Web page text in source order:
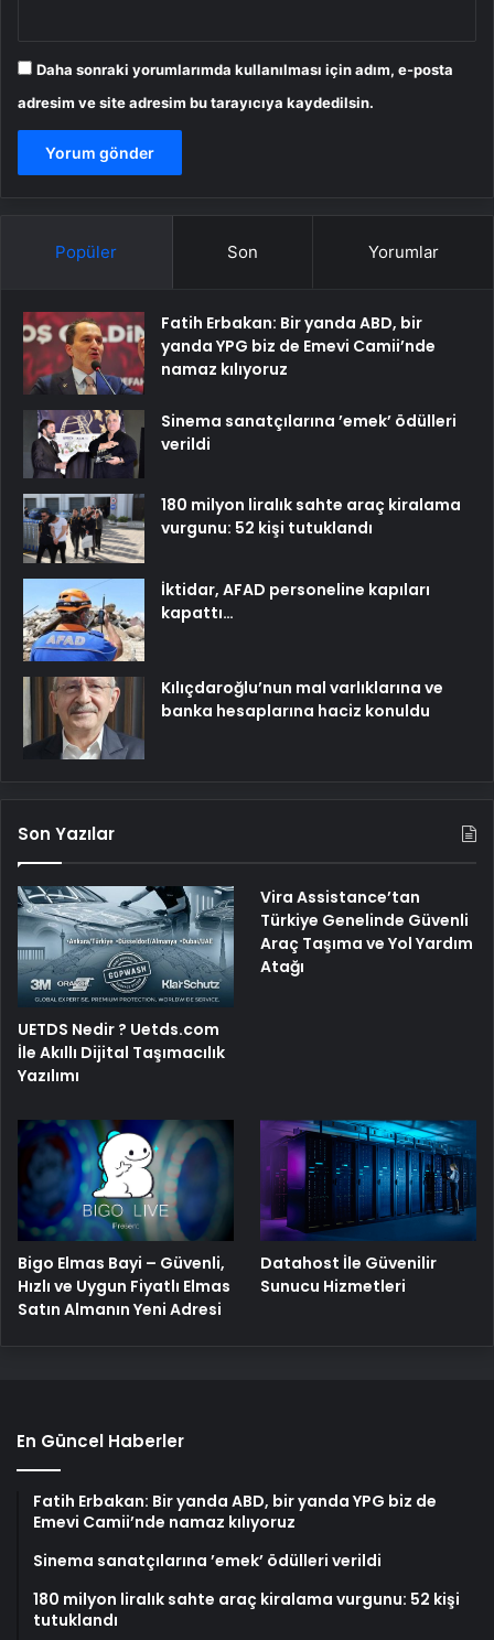
Daha sonraki yorumlarımda kullanılması için adım, e-posta
adresim ve site adresim bu tarayıcıya kaydedilsin.
Popüler Son Yorumlar
Fatih Erbakan: Bir yanda ABD, bir
yanda YPG biz de Emevi Camii’nde
namaz kılıyoruz
Sinema sanatçılarına ’emek’ ödülleri
verildi
180 milyon liralık sahte araç kiralama
vurgunu: 52 kişi tutuklandı
İktidar, AFAD personeline kapıları
kapattı…
Kılıçdaroğlu’nun mal varlıklarına ve
banka hesaplarına haciz konuldu
Son Yazılar
UETDS Nedir ? Uetds.com
İle Akıllı Dijital Taşımacılık
Yazılımı
Vira Assistance’tan
Türkiye Genelinde Güvenli
Araç Taşıma ve Yol Yardım
Atağı
Bigo Elmas Bayi – Güvenli,
Hızlı ve Uygun Fiyatlı Elmas
Satın Almanın Yeni Adresi
Datahost İle Güvenilir
Sunucu Hizmetleri
En Güncel Haberler
Fatih Erbakan: Bir yanda ABD, bir yanda YPG biz de
Emevi Camii’nde namaz kılıyoruz
Sinema sanatçılarına ’emek’ ödülleri verildi
180 milyon liralık sahte araç kiralama vurgunu: 52 kişi
tutuklandı